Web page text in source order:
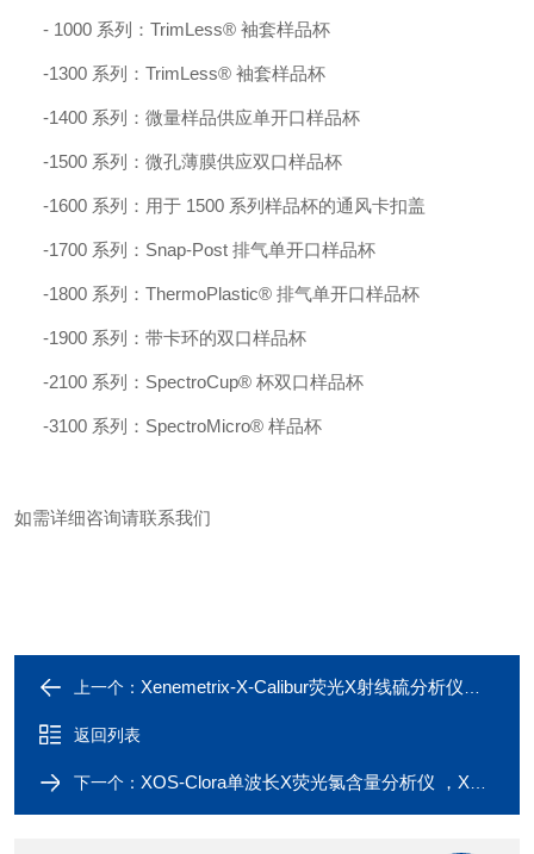
- 1000 系列：TrimLess® 袖套样品杯
-1300 系列：TrimLess® 袖套样品杯
-1400 系列：微量样品供应单开口样品杯
-1500 系列：微孔薄膜供应双口样品杯
-1600 系列：用于 1500 系列样品杯的通风卡扣盖
-1700 系列：Snap-Post 排气单开口样品杯
-1800 系列：ThermoPlastic® 排气单开口样品杯
-1900 系列：带卡环的双口样品杯
-2100 系列：SpectroCup® 杯双口样品杯
-3100 系列：SpectroMicro® 样品杯
如需详细咨询请联系我们
上一个： Xenemetrix-X-Calibur荧光X射线硫分析仪， XRF样品杯
返回列表
下一个： XOS-Clora单波长X荧光氯含量分析仪 ，XRF样品杯